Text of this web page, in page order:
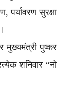
पर्यावरण सुरक्षा
मुख्यमंत्री पुष्कर
शनिवार “नो